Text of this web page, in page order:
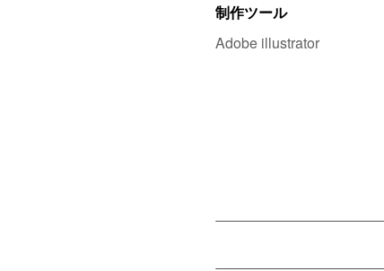
制作ツール
Adobe illustrator